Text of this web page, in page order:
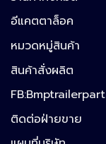
อีแคตตาล็อค
หมวดหมู่สินค้า
สินค้าสั่งผลิต
FB:Bmptrailerpart
ติดต่อฝ่ายขาย